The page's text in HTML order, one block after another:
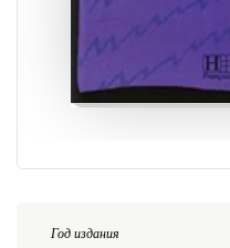
Год издания